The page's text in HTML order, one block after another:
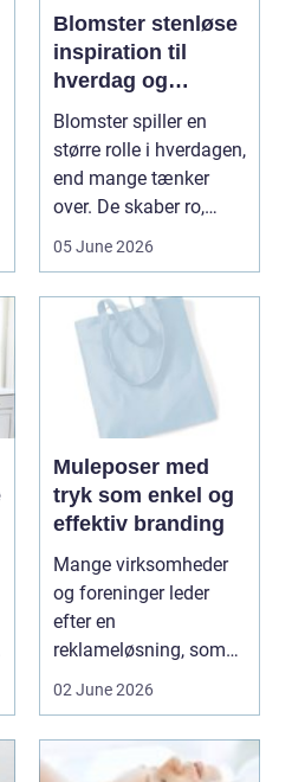
Blomster stenløse
inspiration til
hverdag og
særlige øjeblikke
Blomster spiller en
større rolle i hverdagen,
end mange tænker
over. De skaber ro,
glæde og nærvær, ...
05 June 2026
Muleposer med
tryk som enkel og
effektiv branding
Mange virksomheder
og foreninger leder
efter en
reklameløsning, som
både er praktisk, synlig
02 June 2026